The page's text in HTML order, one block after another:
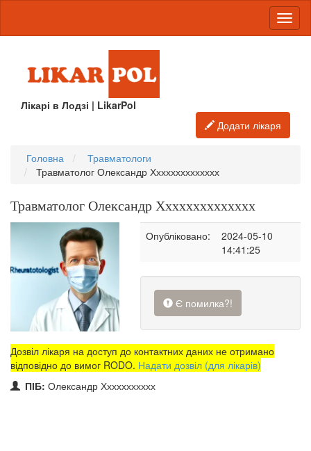
Лікарі в Лодзі | LikarPol
Додати лікаря
Головна
Травматологи
Травматолог Олександр Хххххххххххххх
Травматолог Олександр Хххххххххххххх
Опубліковано:
2024-05-10
14:41:25
Є помилка?!
Дозвіл лікаря на доступ до контактних даних не отримано
відповідно до вимог RODO. Надати дозвіл (для лікарів)
ПІБ: Олександр Ххххххххххх